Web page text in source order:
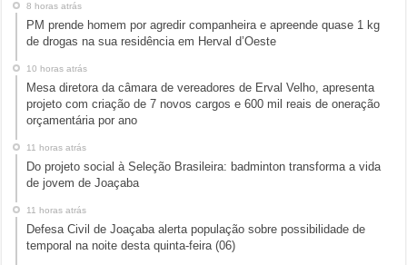
8 horas atrás
PM prende homem por agredir companheira e apreende quase 1 kg
de drogas na sua residência em Herval d’Oeste
10 horas atrás
Mesa diretora da câmara de vereadores de Erval Velho, apresenta
projeto com criação de 7 novos cargos e 600 mil reais de oneração
orçamentária por ano
11 horas atrás
Do projeto social à Seleção Brasileira: badminton transforma a vida
de jovem de Joaçaba
11 horas atrás
Defesa Civil de Joaçaba alerta população sobre possibilidade de
temporal na noite desta quinta-feira (06)